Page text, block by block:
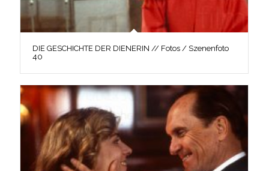
DIE GESCHICHTE DER DIENERIN // Fotos / Szenenfoto
40